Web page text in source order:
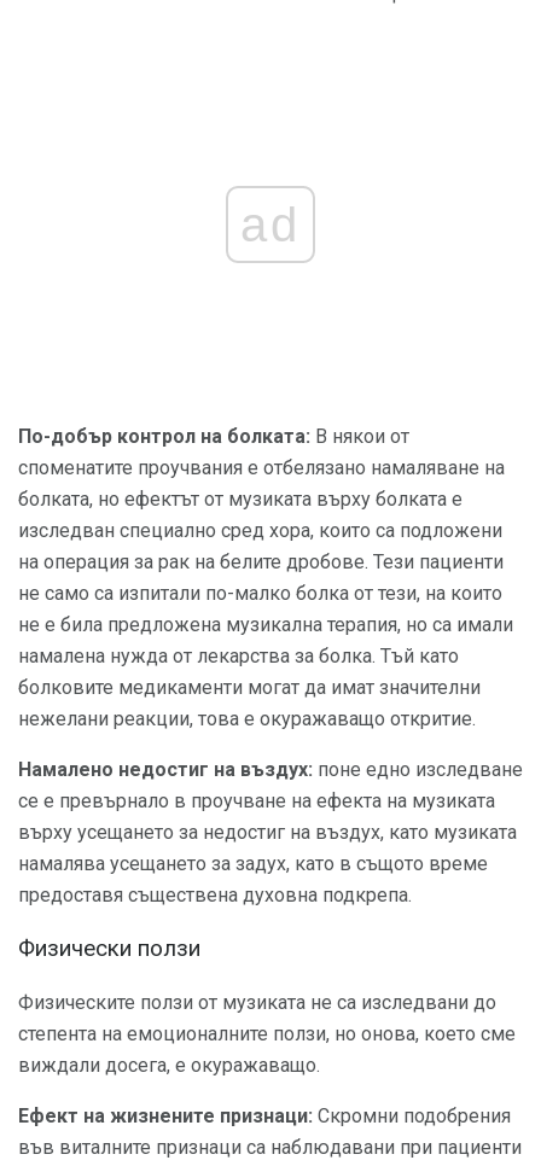
ad
По-добър контрол на болката: В някои от
споменатите проучвания е отбелязано намаляване на
болката, но ефектът от музиката върху болката е
изследван специално сред хора, които са подложени
на операция за рак на белите дробове. Тези пациенти
не само са изпитали по-малко болка от тези, на които
не е била предложена музикална терапия, но са имали
намалена нужда от лекарства за болка. Тъй като
болковите медикаменти могат да имат значителни
нежелани реакции, това е окуражаващо откритие.
Намалено недостиг на въздух: поне едно изследване
се е превърнало в проучване на ефекта на музиката
върху усещането за недостиг на въздух, като музиката
намалява усещането за задух, като в същото време
предоставя съществена духовна подкрепа.
Физически ползи
Физическите ползи от музиката не са изследвани до
степента на емоционалните ползи, но онова, което сме
виждали досега, е окуражаващо.
Ефект на жизнените признаци: Скромни подобрения
във виталните признаци са наблюдавани при пациенти